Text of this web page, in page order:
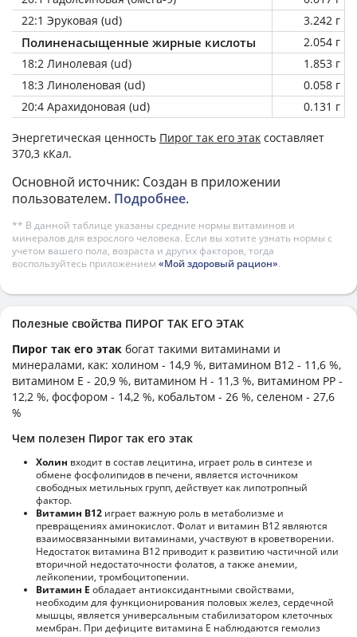
22:1 Эруковая (ud)
3.242 г
Полиненасыщенные жирные кислоты
2.054 г
18:2 Линолевая (ud)
1.853 г
18:3 Линоленовая (ud)
0.058 г
20:4 Арахидоновая (ud)
0.131 г
Энергетическая ценность Пирог так его этак составляет
370,3 кКал.
Основной источник: Создан в приложении
пользователем. Подробнее.
** В данной таблице указаны средние нормы витаминов и
минералов для взрослого человека. Если вы хотите узнать нормы с
учетом вашего пола, возраста и других факторов, тогда
воспользуйтесь приложением «Мой здоровый рацион».
Полезные свойства ПИРОГ ТАК ЕГО ЭТАК
Пирог так его этак богат такими витаминами и
минералами, как: холином - 14,9 %, витамином B12 - 11,6 %,
витамином E - 20,9 %, витамином H - 11,3 %, витамином PP -
12,2 %, фосфором - 14,2 %, кобальтом - 26 %, селеном - 27,6
%
Чем полезен Пирог так его этак
Холин входит в состав лецитина, играет роль в синтезе и
обмене фосфолипидов в печени, является источником
свободных метильных групп, действует как липотропный
фактор.
Витамин В12 играет важную роль в метаболизме и
превращениях аминокислот. Фолат и витамин В12 являются
взаимосвязанными витаминами, участвуют в кроветворении.
Недостаток витамина В12 приводит к развитию частичной или
вторичной недостаточности фолатов, а также анемии,
лейкопении, тромбоцитопении.
Витамин Е обладает антиоксидантными свойствами,
необходим для функционирования половых желез, сердечной
мышцы, является универсальным стабилизатором клеточных
мембран. При дефиците витамина Е наблюдаются гемолиз